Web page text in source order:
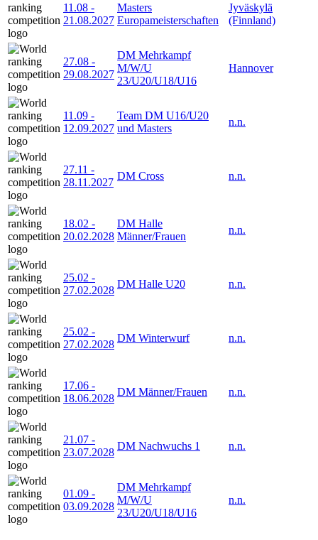
11.08 -
21.08.2027
Masters
Europameisterschaften
Jyväskylä
(Finnland)
27.08 -
29.08.2027
DM Mehrkampf
M/W/U
23/U20/U18/U16
Hannover
11.09 -
12.09.2027
Team DM U16/U20
und Masters
n.n.
27.11 -
28.11.2027
DM Cross n.n.
18.02 -
20.02.2028
DM Halle
Männer/Frauen
n.n.
25.02 -
27.02.2028
DM Halle U20 n.n.
25.02 -
27.02.2028
DM Winterwurf n.n.
17.06 -
18.06.2028
DM Männer/Frauen n.n.
21.07 -
23.07.2028
DM Nachwuchs 1 n.n.
01.09 -
03.09.2028
DM Mehrkampf
M/W/U
23/U20/U18/U16
n.n.